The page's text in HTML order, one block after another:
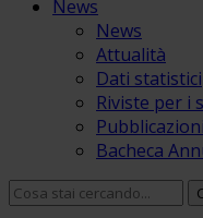
News
News
Attualità
Dati statistici
Riviste per i
Bacheca